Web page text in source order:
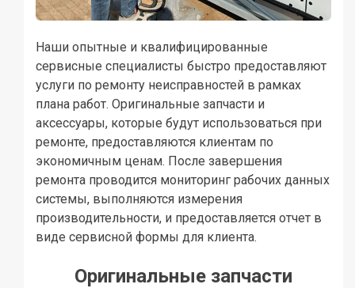
Наши опытные и квалифицированные
сервисные специалисты быстро предоставляют
услуги по ремонту неисправностей в рамках
плана работ. Оригинальные запчасти и
аксессуары, которые будут использоваться при
ремонте, предоставляются клиентам по
экономичным ценам. После завершения
ремонта проводится мониторинг рабочих данных
системы, выполняются измерения
производительности, и предоставляется отчет в
виде сервисной формы для клиента.
Оригинальные запчасти